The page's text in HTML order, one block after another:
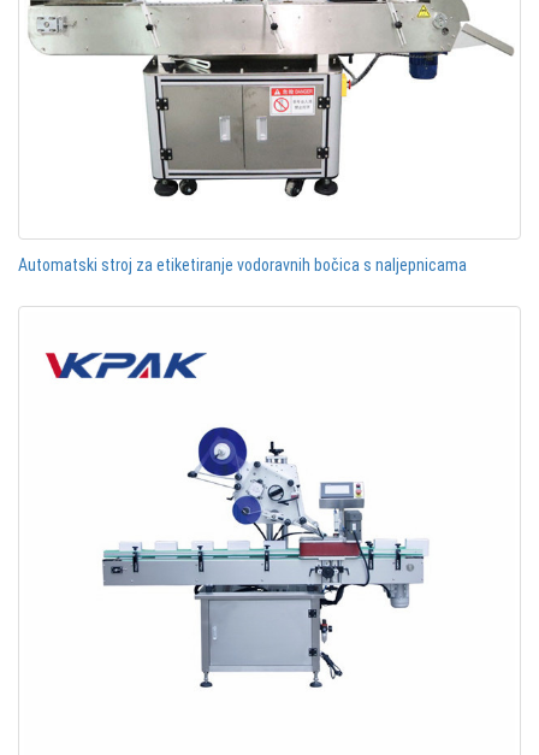
Automatski stroj za etiketiranje vodoravnih bočica s naljepnicama